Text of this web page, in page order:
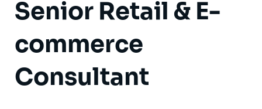
Senior Retail & E-
commerce
Consultant